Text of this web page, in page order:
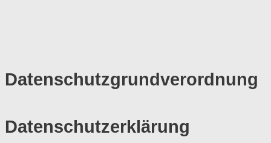
Datenschutzgrundverordnung
Datenschutzerklärung